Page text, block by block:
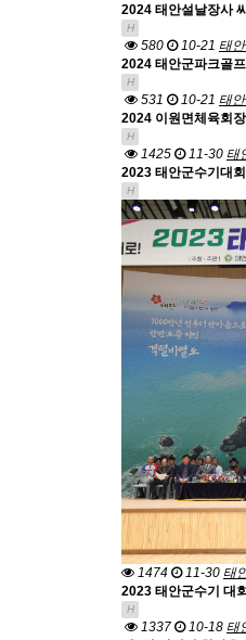
2024 태안설날장사
H
580 10-21 태
2024 태안군파크골
H
531 10-21 태
2024 이원면체육회
H
1425 11-30 태
2023 태안군수기대
H
1474 11-30 태
2023 태안군수기 대
H
1337 10-18 태